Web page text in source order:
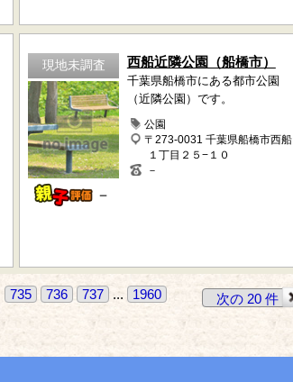
現地未調査
－
西船近隣公園（船橋市）
千葉県船橋市にある都市公園
（近隣公園）です。
公園
〒273-0031 千葉県船橋市西船
１丁目２５−１０
－
735 736 737 ... 1960 次の 20 件